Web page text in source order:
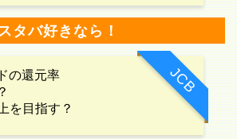
スタバ好きなら！
JCB
の還元率
を目指す？